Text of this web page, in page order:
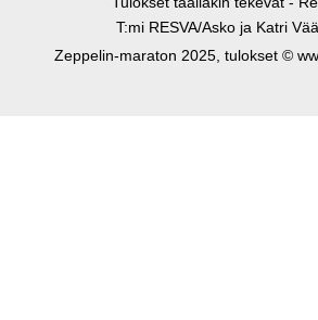
T:mi RESVA/Asko ja Katri
Zeppelin-maraton 2025, tulokset ©